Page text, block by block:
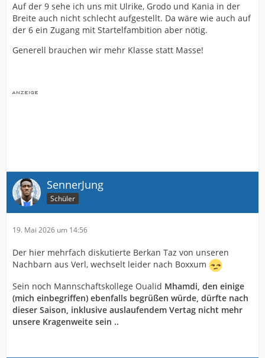
Auf der 9 sehe ich uns mit Ulrike, Grodo und Kania in der
Breite auch nicht schlecht aufgestellt. Da wäre wie auch auf
der 6 ein Zugang mit Startelfambition aber nötig.
Generell brauchen wir mehr Klasse statt Masse!
SennerJung
Schüler
19. Mai 2026 um 14:56
Der hier mehrfach diskutierte Berkan Taz von unseren
Nachbarn aus Verl, wechselt leider nach Boxxum
Sein noch Mannschaftskollege Oualid Mhamdi, den einige
(mich einbegriffen) ebenfalls begrüßen würde, dürfte nach
dieser Saison, inklusive auslaufendem Vertag nicht mehr
unsere Kragenweite sein ..